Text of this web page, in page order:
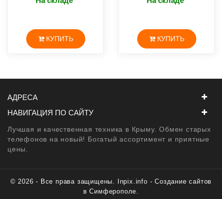
КУПИТЬ КУПИТЬ
АДРЕСА
НАВИГАЦИЯ ПО САЙТУ
Лучшая и качественная техника в Крыму. Обмен старых
телефонов на новый! Богатый ассортимент и приятные
цены.
© 2026 - Все права защищены. Inpix.info -Создание сайтов
в Симферополе